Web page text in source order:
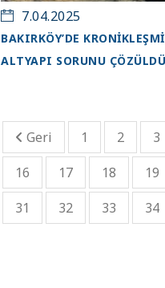
7.04.2025
BAKIRKÖY’DE
ALTYAPI SORUNU
Geri 1 2 3
16
17 18 19
31
32 33 34